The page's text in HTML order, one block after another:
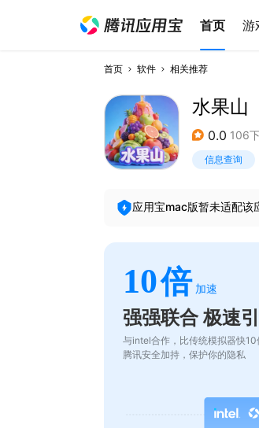
首页 游
首页 软件 相关推荐
水果山
0.0 106
信息查询
应用宝mac版暂未适配该
10倍 加速
强强联合 极速
与intel合作，比传统模拟器快10
腾讯安全加持，保护你的隐私